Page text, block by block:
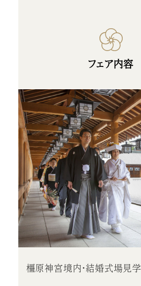
フェア内容
橿原神宮境内・結婚式場見学